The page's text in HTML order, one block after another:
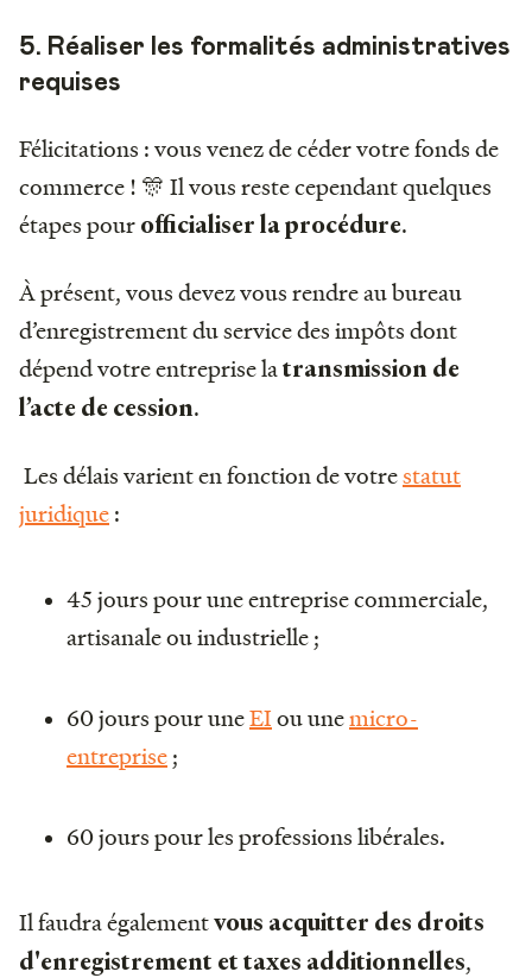
5. Réaliser les formalités administratives
requises
Félicitations : vous venez de céder votre fonds de
commerce ! 🎊 Il vous reste cependant quelques
étapes pour officialiser la procédure.
À présent, vous devez vous rendre au bureau
d’enregistrement du service des impôts dont
dépend votre entreprise latransmission de
l’acte de cession.
Les délais varient en fonction de votrestatut
juridique:
45 jours pour une entreprise commerciale,
artisanale ou industrielle ;
60 jours pour uneEIou unemicro-
entreprise;
60 jours pour les professions libérales.
Il faudra égalementvous acquitter des droits
d'enregistrement et taxes additionnelles,